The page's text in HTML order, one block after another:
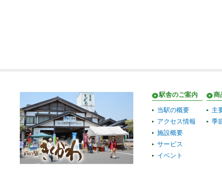
駅舎のご案内
当駅の概要
アクセス情報
施設概要
サービス
イベント
商
主
季